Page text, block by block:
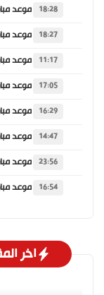
18:28
18:27
11:17
17:05
16:29
14:47
23:56
16:54
اخر